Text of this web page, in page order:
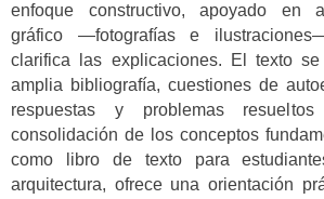
enfoque constructivo, apoyado en
gráfico —fotografías e
clarifica las explicaciones. El texto
amplia bibliografía, cuestiones de
respuestas y problemas
consolidación de los conceptos
como libro de texto para
arquitectura, ofrece una orientación